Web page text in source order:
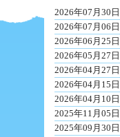
2026年07月30日
2026年07月06日
2026年06月25日
2026年05月27日
2026年04月27日
2026年04月15日
2026年04月10日
2025年11月05日
2025年09月30日